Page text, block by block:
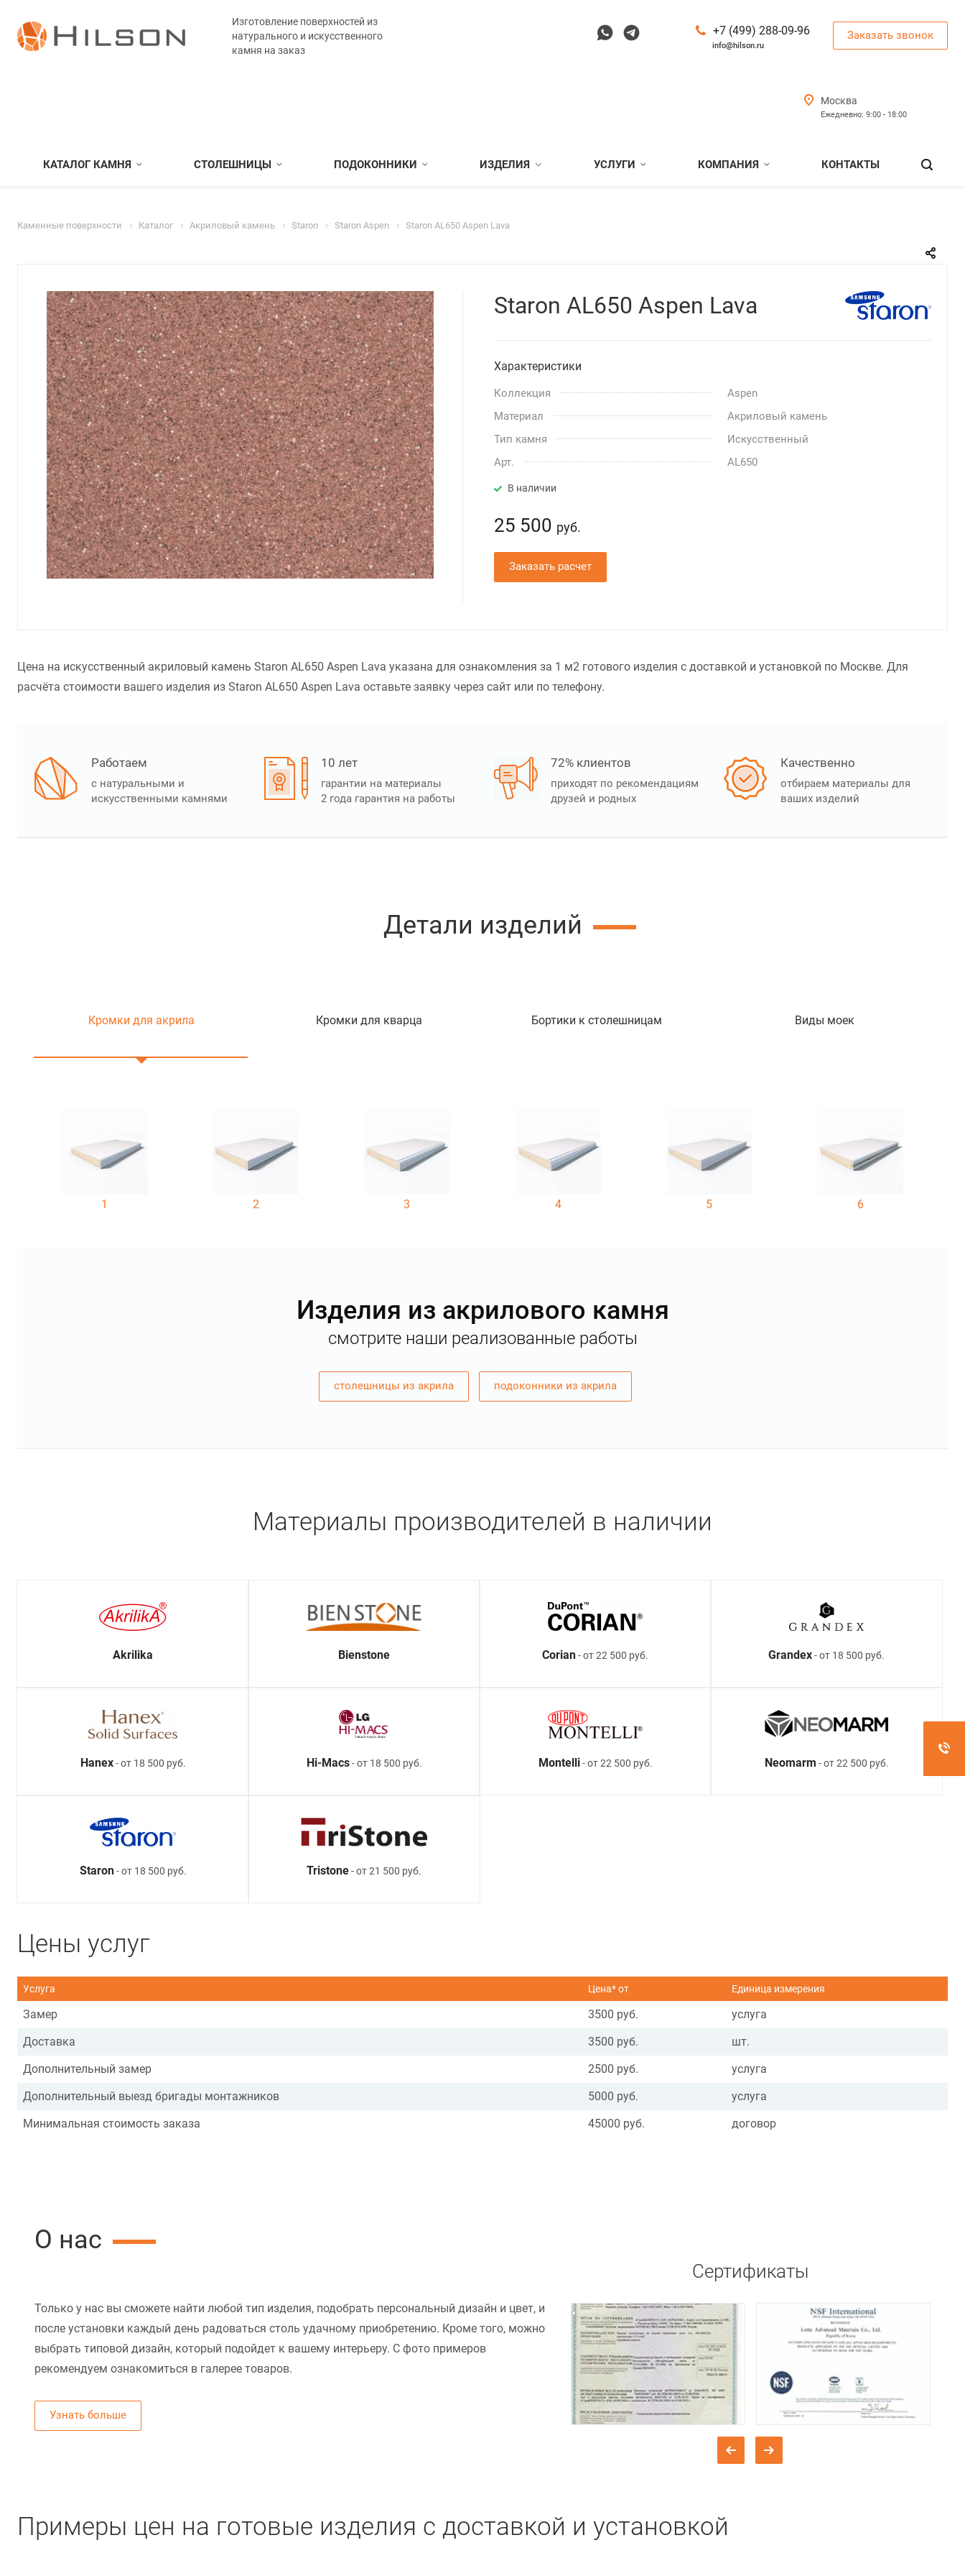
Изготовление поверхностей из
натурального и искусственного
камня на заказ
+7 (499) 288-09-96
info@hilson.ru
Заказать звонок
Москва
Ежедневно: 9:00 - 18:00
КАТАЛОГ КАМНЯ СТОЛЕШНИЦЫ ПОДОКОННИКИ ИЗДЕЛИЯ УСЛУГИ КОМПАНИЯ КОНТАКТЫ
Каменные поверхности Каталог Акриловый камень Staron Staron Aspen Staron AL650 Aspen Lava
Staron AL650 Aspen Lava
Характеристики
Коллекция
Aspen
Материал
Акриловый камень
Тип камня
Искусственный
Арт.
AL650
В наличии
25 500 руб.
Заказать расчет
Цена на искусственный акриловый камень Staron AL650 Aspen Lava указана для ознакомления за 1 м2 готового изделия с доставкой и установкой по Москве. Для
расчёта стоимости вашего изделия из Staron AL650 Aspen Lava оставьте заявку через сайт или по телефону.
Работаем
с натуральными и
искусственными камнями
10 лет
гарантии на материалы
2 года гарантия на работы
72% клиентов
приходят по рекомендациям
друзей и родных
Качественно
отбираем материалы для
ваших изделий
Детали изделий
Кромки для акрила Кромки для кварца Бортики к столешницам Виды моек
1 2 3 4 5 6
Изделия из акрилового камня
смотрите наши реализованные работы
столешницы из акрила подоконники из акрила
Материалы производителей в наличии
Akrilika Bienstone Corian- от 22 500 руб. Grandex- от 18 500 руб.
Hanex- от 18 500 руб. Hi-Macs- от 18 500 руб. Montelli- от 22 500 руб. Neomarm - от 22 500 руб.
Staron- от 18 500 руб. Tristone- от 21 500 руб.
Цены услуг
Услуга Цена* от Единица измерения
Замер 3500 руб.
услуга
Доставка
3500 руб.
шт.
Дополнительный замер
2500 руб.
услуга
Дополнительный выезд бригады монтажников
5000 руб.
услуга
Минимальная стоимость заказа
45000 руб. договор
О нас
Только у нас вы сможете найти любой тип изделия, подобрать персональный дизайн и цвет, и
после установки каждый день радоваться столь удачному приобретению. Кроме того, можно
выбрать типовой дизайн, который подойдет к вашему интерьеру. С фото примеров
рекомендуем ознакомиться в галерее товаров.
Узнать больше
Сертификаты
Примеры цен на готовые изделия с доставкой и установкой